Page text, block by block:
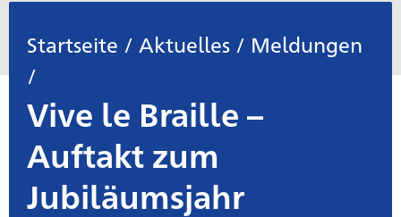
Startseite / Aktuelles / Meldungen
/
Vive le Braille –
Auftakt zum
Jubiläumsjahr